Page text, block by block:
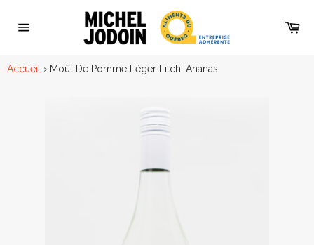
contenu
Accueil › Moût De Pomme Léger Litchi Ananas